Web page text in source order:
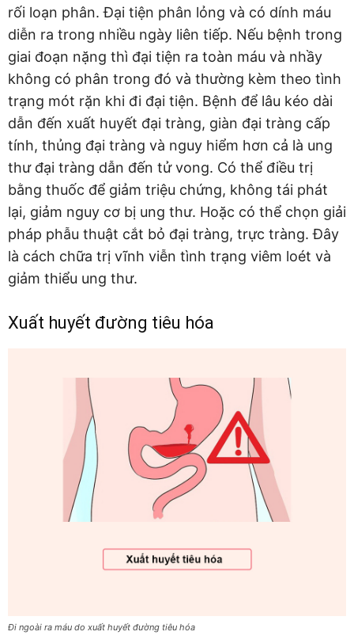
rối loạn phân. Đại tiện phân lỏng và có dính máu
diễn ra trong nhiều ngày liên tiếp. Nếu bệnh trong
giai đoạn nặng thì đại tiện ra toàn máu và nhầy
không có phân trong đó và thường kèm theo tình
trạng mót rặn khi đi đại tiện. Bệnh để lâu kéo dài
dẫn đến xuất huyết đại tràng, giàn đại tràng cấp
tính, thủng đại tràng và nguy hiểm hơn cả là ung
thư đại tràng dẫn đến tử vong. Có thể điều trị
bằng thuốc để giảm triệu chứng, không tái phát
lại, giảm nguy cơ bị ung thư. Hoặc có thể chọn giải
pháp phẫu thuật cắt bỏ đại tràng, trực tràng. Đây
là cách chữa trị vĩnh viễn tình trạng viêm loét và
giảm thiểu ung thư.
Xuất huyết đường tiêu hóa
Đi ngoài ra máu do xuất huyết đường tiêu hóa